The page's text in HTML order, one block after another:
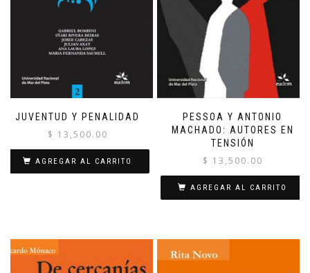
JUVENTUD Y PENALIDAD
$ 13,500.00
AGREGAR AL CARRITO
PESSOA Y ANTONIO
MACHADO: AUTORES EN
TENSIÓN
$ 13,500.00
AGREGAR AL CARRITO